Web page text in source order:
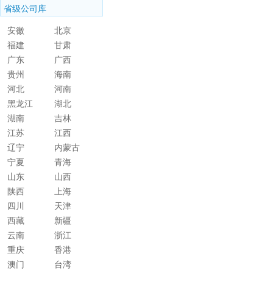
省级公司库
安徽
北京
福建
甘肃
广东
广西
贵州
海南
河北
河南
黑龙江
湖北
湖南
吉林
江苏
江西
辽宁
内蒙古
宁夏
青海
山东
山西
陕西
上海
四川
天津
西藏
新疆
云南
浙江
重庆
香港
澳门
台湾